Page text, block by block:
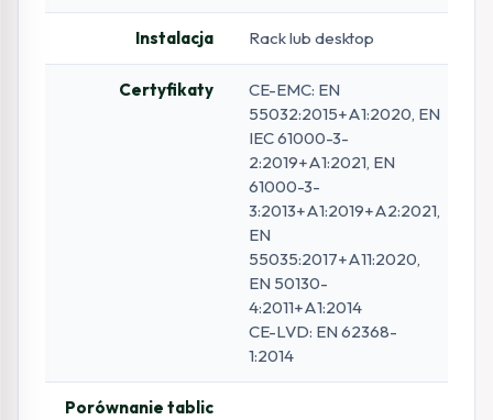
Instalacja Rack lub desktop
Certyfikaty
CE-EMC: EN
55032:2015+A1:2020, EN
IEC 61000-3-
2:2019+A1:2021, EN
61000-3-
3:2013+A1:2019+A2:2021,
EN
55035:2017+A11:2020,
EN 50130-
4:2011+A1:2014
CE-LVD: EN 62368-
1:2014
Porównanie tablic